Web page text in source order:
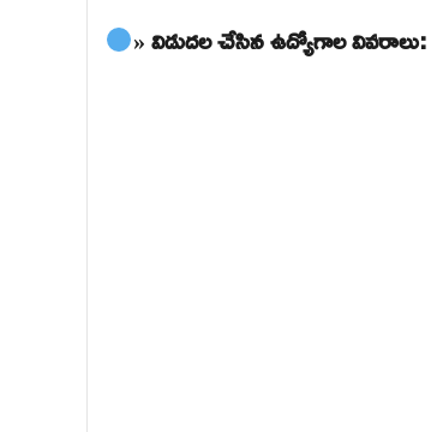
» విడుదల చేసిన ఉద్యోగాల వివరాలు: